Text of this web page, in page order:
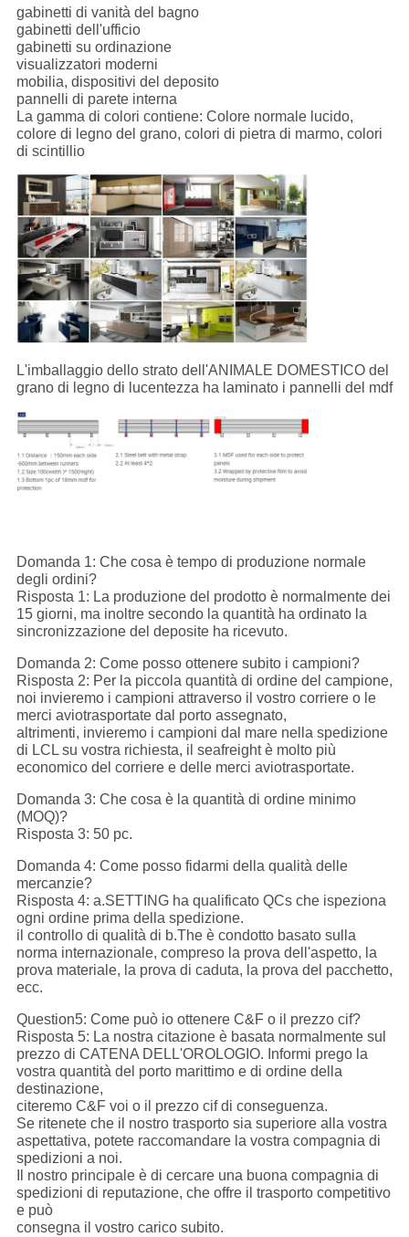
gabinetti di vanità del bagno
gabinetti dell'ufficio
gabinetti su ordinazione
visualizzatori moderni
mobilia, dispositivi del deposito
pannelli di parete interna
La gamma di colori contiene: Colore normale lucido,
colore di legno del grano, colori di pietra di marmo, colori
di scintillio
L'imballaggio dello strato dell'ANIMALE DOMESTICO del
grano di legno di lucentezza ha laminato i pannelli del mdf
Domanda 1: Che cosa è tempo di produzione normale
degli ordini?
Risposta 1: La produzione del prodotto è normalmente dei
15 giorni, ma inoltre secondo la quantità ha ordinato la
sincronizzazione del deposite ha ricevuto.
Domanda 2: Come posso ottenere subito i campioni?
Risposta 2: Per la piccola quantità di ordine del campione,
noi invieremo i campioni attraverso il vostro corriere o le
merci aviotrasportate dal porto assegnato,
altrimenti, invieremo i campioni dal mare nella spedizione
di LCL su vostra richiesta, il seafreight è molto più
economico del corriere e delle merci aviotrasportate.
Domanda 3: Che cosa è la quantità di ordine minimo
(MOQ)?
Risposta 3: 50 pc.
Domanda 4: Come posso fidarmi della qualità delle
mercanzie?
Risposta 4: a.SETTING ha qualificato QCs che ispeziona
ogni ordine prima della spedizione.
il controllo di qualità di b.The è condotto basato sulla
norma internazionale, compreso la prova dell'aspetto, la
prova materiale, la prova di caduta, la prova del pacchetto,
ecc.
Question5: Come può io ottenere C&F o il prezzo cif?
Risposta 5: La nostra citazione è basata normalmente sul
prezzo di CATENA DELL'OROLOGIO. Informi prego la
vostra quantità del porto marittimo e di ordine della
destinazione,
citeremo C&F voi o il prezzo cif di conseguenza.
Se ritenete che il nostro trasporto sia superiore alla vostra
aspettativa, potete raccomandare la vostra compagnia di
spedizioni a noi.
Il nostro principale è di cercare una buona compagnia di
spedizioni di reputazione, che offre il trasporto competitivo
e può
consegna il vostro carico subito.